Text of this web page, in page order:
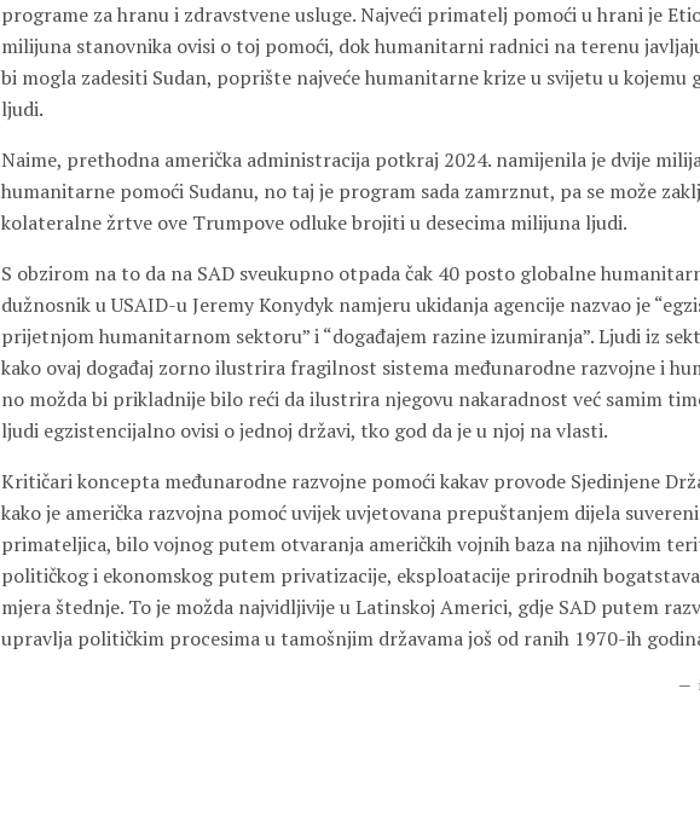
programe za hranu i zdravstvene usluge. Najveći primatelj pomoći u hrani je
milijuna stanovnika ovisi o toj pomoći, dok humanitarni radnici na terenu
bi mogla zadesiti Sudan, poprište najveće humanitarne krize u svijetu u kojemu
ljudi.
Naime, prethodna američka administracija potkraj 2024. namijenila je dvije
humanitarne pomoći Sudanu, no taj je program sada zamrznut, pa se može
kolateralne žrtve ove Trumpove odluke brojiti u desecima milijuna ljudi.
S obzirom na to da na SAD sveukupno otpada čak 40 posto globalne
dužnosnik u USAID-uJeremy Konydyk namjeru ukidanja agencije nazvao je
prijetnjom humanitarnom sektoru” i “događajem razine izumiranja”. Ljudi iz
kako ovaj događaj zorno ilustrira fragilnost sistema međunarodne razvojne i
no možda bi prikladnije bilo reći da ilustrira njegovu nakaradnost već samim
ljudi egzistencijalno ovisi o jednoj državi, tko god da je u njoj na vlasti.
Kritičari koncepta međunarodne razvojne pomoći kakav provode Sjedinjene
kako je američka razvojna pomoć uvijek uvjetovana prepuštanjem dijela
primateljica, bilo vojnog putem otvaranja američkih vojnih baza na njihovim
političkog i ekonomskog putem privatizacije, eksploatacije prirodnih
mjera štednje. To je možda najvidljivije u Latinskoj Americi, gdje SAD putem
upravlja političkim procesima u tamošnjim državama još od ranih 1970-ih